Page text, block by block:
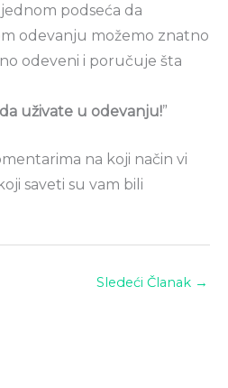
podseća da
odevanju možemo znatno
odeveni i poručuje šta
uživate u odevanju!”
na koji način vi
saveti su vam bili
Sledeći Članak →